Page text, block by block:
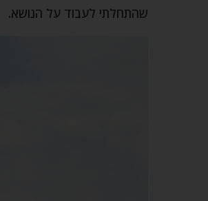
שהתחלתי לעבוד על הנושא.